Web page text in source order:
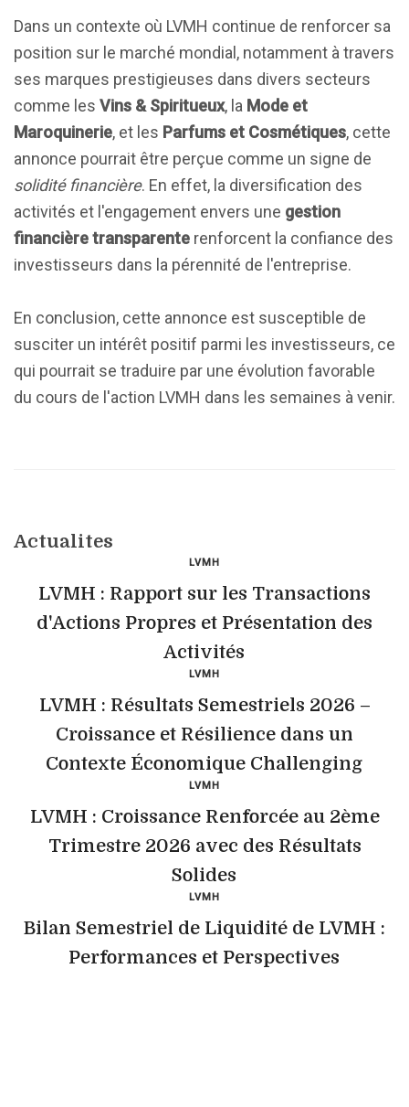
Dans un contexte où LVMH continue de renforcer sa
position sur le marché mondial, notamment à travers
ses marques prestigieuses dans divers secteurs
comme les Vins & Spiritueux, la Mode et
Maroquinerie, et les Parfums et Cosmétiques, cette
annonce pourrait être perçue comme un signe de
solidité financière. En effet, la diversification des
activités et l'engagement envers une gestion
financière transparente renforcent la confiance des
investisseurs dans la pérennité de l'entreprise.
En conclusion, cette annonce est susceptible de
susciter un intérêt positif parmi les investisseurs, ce
qui pourrait se traduire par une évolution favorable
du cours de l'action LVMH dans les semaines à venir.
Actualites
LVMH
LVMH : Rapport sur les Transactions
d'Actions Propres et Présentation des
Activités
LVMH
LVMH : Résultats Semestriels 2026 –
Croissance et Résilience dans un
Contexte Économique Challenging
LVMH
LVMH : Croissance Renforcée au 2ème
Trimestre 2026 avec des Résultats
Solides
LVMH
Bilan Semestriel de Liquidité de LVMH :
Performances et Perspectives